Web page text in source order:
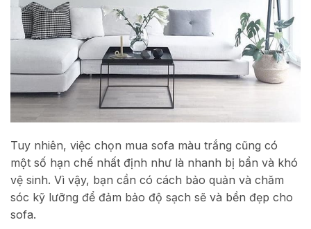
Tuy nhiên, việc chọn mua sofa màu trắng cũng có
một số hạn chế nhất định như là nhanh bị bẩn và khó
vệ sinh. Vì vậy, bạn cần có cách bảo quản và chăm
sóc kỹ lưỡng để đảm bảo độ sạch sẽ và bền đẹp cho
sofa.